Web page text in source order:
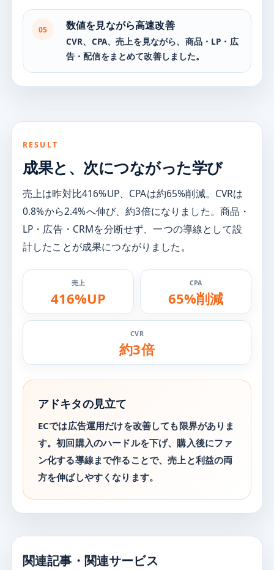
05 数値を見ながら高速改善
CVR、CPA、売上を見ながら、商品・LP・広
告・配信をまとめて改善しました。
RESULT
成果と、次につながった学び
売上は昨対比416%UP、CPAは約65%削減。CVRは
0.8%から2.4%へ伸び、約3倍になりました。商品・
LP・広告・CRMを分断せず、一つの導線として設
計したことが成果につながりました。
売上
416%UP
CPA
65%削減
CVR
約3倍
アドキタの見立て
ECでは広告運用だけを改善しても限界がありま
す。初回購入のハードルを下げ、購入後にファ
ン化する導線まで作ることで、売上と利益の両
方を伸ばしやすくなります。
関連記事・関連サービス